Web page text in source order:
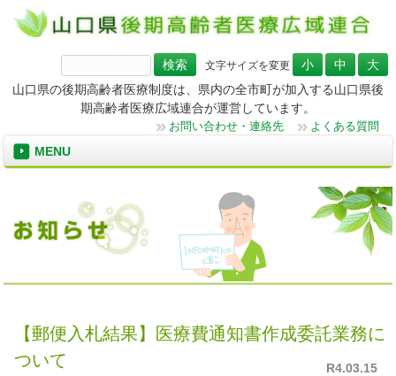
文字サイズを変更
検
索:
山口県の後期高齢者医療制度は、県内の全市町が加入する山口県後
期高齢者医療広域連合が運営しています。
お問い合わせ・連絡先 よくある質問
MENU
【郵便入札結果】医療費通知書作成委託業務に
ついて
R4.03.15